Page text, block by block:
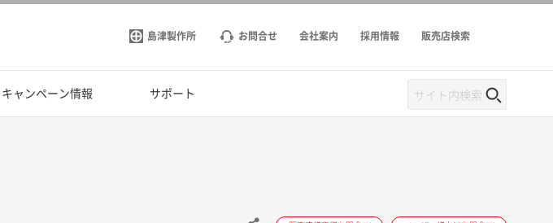
島津製作所 お問合せ 会社案内 採用情報 販売店検索
キャンペーン情報 サポート